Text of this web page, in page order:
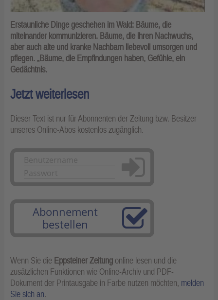
Erstaunliche Dinge geschehen im Wald: Bäume, die
miteinander kommunizieren. Bäume, die ihren Nachwuchs,
aber auch alte und kranke Nachbarn liebevoll umsorgen und
pflegen. „Bäume, die Empfindungen haben, Gefühle, ein
Gedächtnis.
Jetzt weiterlesen
Dieser Text ist nur für Abonnenten der Zeitung bzw. Besitzer
unseres Online-Abos kostenlos zugänglich.
Anmelden
Abonnement
bestellen
Wenn Sie die Eppsteiner Zeitung online lesen und die
zusätzlichen Funktionen wie Online-Archiv und PDF-
Dokument der Printausgabe in Farbe nutzen möchten, melden
Sie sich an.